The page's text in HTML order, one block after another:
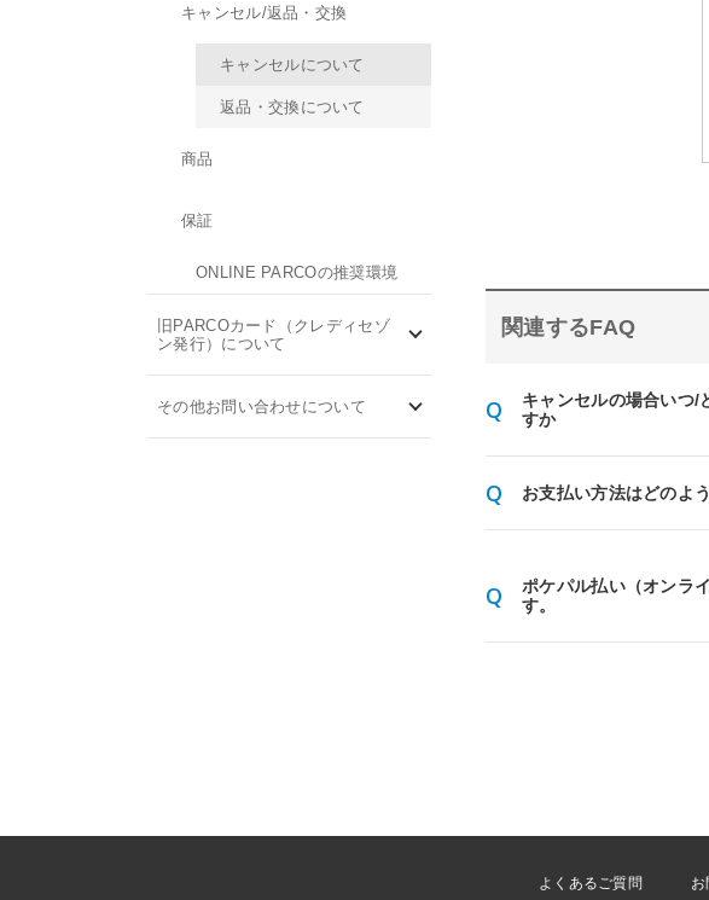
キャンセル/返品・交換
キャンセルについて
返品・交換について
商品
保証
ONLINE PARCOの推奨環境
旧PARCOカード（クレディセゾ
ン発行）について
その他お問い合わせについて
関連するFAQ
キャンセルの場合いつ/
すか
お支払い方法はどのよ
ポケパル払い（オンラ
す。
よくあるご質問